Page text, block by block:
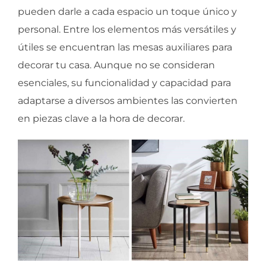
pueden darle a cada espacio un toque único y
personal. Entre los elementos más versátiles y
útiles se encuentran las mesas auxiliares para
decorar tu casa. Aunque no se consideran
esenciales, su funcionalidad y capacidad para
adaptarse a diversos ambientes las convierten
en piezas clave a la hora de decorar.